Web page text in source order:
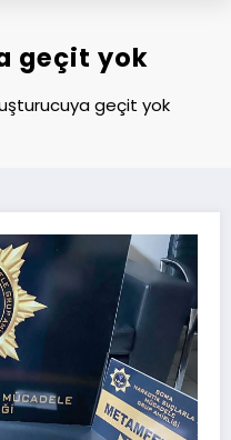
geçit yok
geçit yok